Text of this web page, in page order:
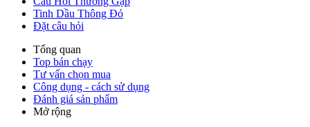
Tinh Dầu Thông Đỏ
Đặt câu hỏi
Tổng quan
Top bán chạy
Tư vấn chọn mua
Công dụng - cách sử dụng
Đánh giá sản phẩm
Mở rộng